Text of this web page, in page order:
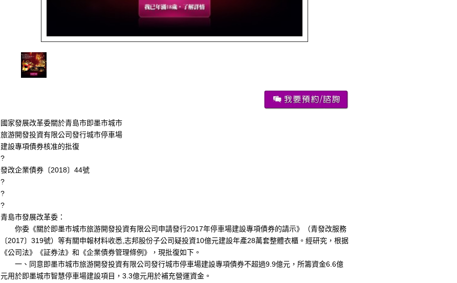
國家發展改革委關於青島市即墨市城市
旅游開發投資有限公司發行城市停車場
建設專項債券核准的批復
?
發改企業債券〔2018〕44號
?
?
?
青島市發展改革委：
你委《關於即墨市城市旅游開發投資有限公司申請發行2017年停車場建設專項債券的請示》（青發改服務
〔2017〕319號）等有關申報材料收悉, 志邦股份子公司疑投資10億元建設年產28萬套整體衣櫃 。經研究，根据
《公司法》《証券法》和《企業債券管理條例》，現批復如下。
一、同意即墨市城市旅游開發投資有限公司發行城市停車場建設專項債券不超過9.9億元，所籌資金6.6億
元用於即墨城市智慧停車場建設項目，3.3億元用於補充營運資金。